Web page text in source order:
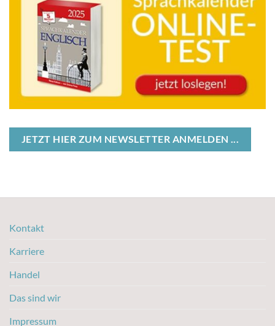
JETZT HIER ZUM NEWSLETTER ANMELDEN ...
Kontakt
Karriere
Handel
Das sind wir
Impressum